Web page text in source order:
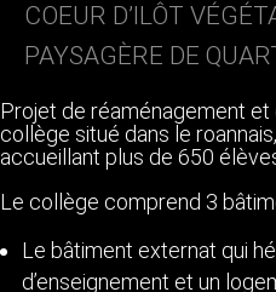
COEUR D’ILÔT
PAYSAGÈRE DE
Projet de réaménagement et
collège situé dans le
accueillant plus de 650
Le collège comprend 3
Le bâtiment externat qui
d’enseignement et un